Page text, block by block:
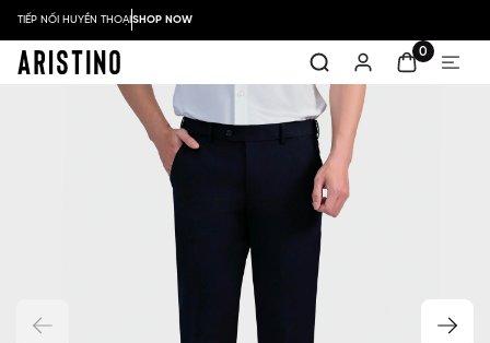
TIẾP NỐI HUYỀN THOẠISHOP NOW
0